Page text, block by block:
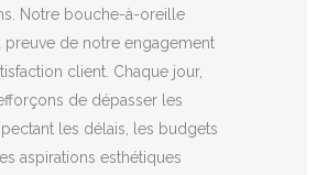
Notre bouche-à-oreille
preuve de notre engagement
client. Chaque jour,
de dépasser les
les délais, les budgets
aspirations esthétiques